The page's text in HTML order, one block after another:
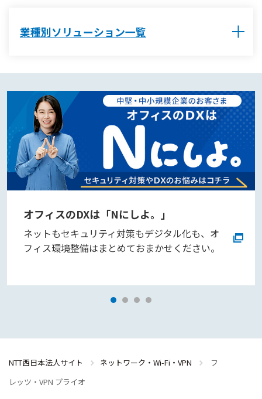
業種別ソリューション一覧
オフィスのDXは「Nにしよ。」
ネットもセキュリティ対策もデジタル化も、オ
フィス環境整備はまとめておまかせください。
NTT西日本法人サイト ネットワーク・Wi-Fi・VPN
フ
レッツ・VPN プライオ